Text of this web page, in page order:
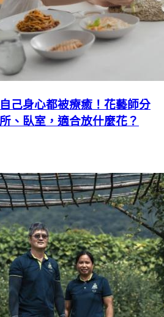
己身心都被療癒！花藝師分
、臥室，適合放什麼花？